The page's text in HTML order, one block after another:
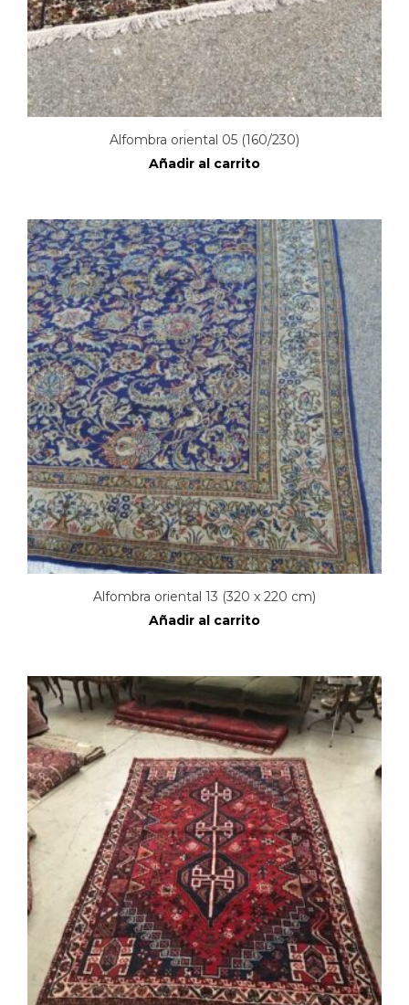
Alfombra oriental 05 (160/230)
Añadir al carrito
Alfombra oriental 13 (320 x 220 cm)
Añadir al carrito